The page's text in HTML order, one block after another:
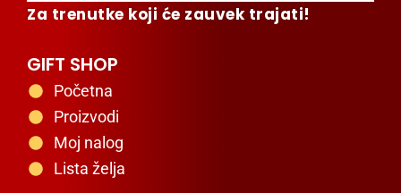
Za trenutke koji će zauvek trajati!
GIFT SHOP
Početna
Proizvodi
Moj nalog
Lista želja